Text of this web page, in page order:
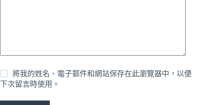
將我的姓名、電子郵件和網站保存在此瀏覽器中，以便
下次留言時使用。